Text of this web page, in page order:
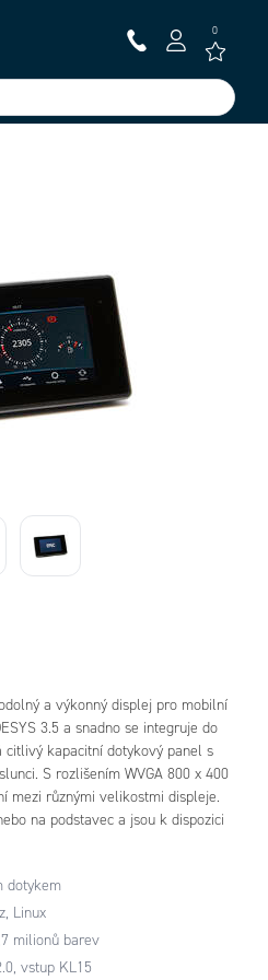
0
a výkonný displej pro mobilní
3.5 a snadno se integruje do
citlivý kapacitní dotykový panel s
S rozlišením WVGA 800 x 400
mezi různými velikostmi displeje.
na podstavec a jsou k dispozici
dotykem
Linux
milionů barev
vstup KL15
(Codesys 3,5)